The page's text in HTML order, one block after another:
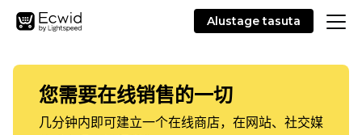
Alustage tasuta
您需要在线销售的一切
几分钟内即可建立一个在线商店，在网站、社交媒